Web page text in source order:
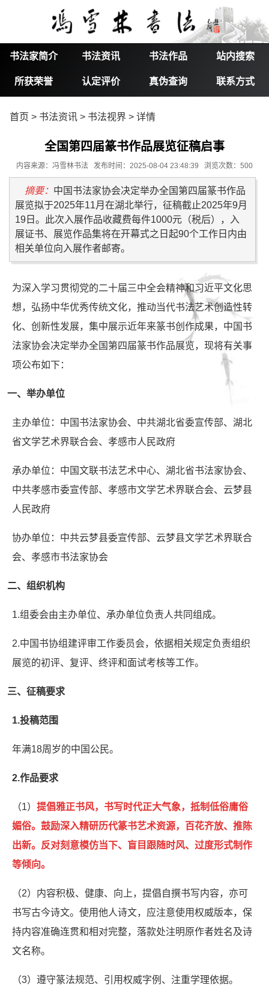
书法家简介 书法资讯 书法作品 站内搜索
所获荣誉 认定评价 真伪查询 联系方式
首页 > 书法资讯 > 书法视界 > 详情
全国第四届篆书作品展览征稿启事
内容来源：冯雪林书法 发布时间：2025-08-04 23:48:39 浏览次数：500
摘要： 中国书法家协会决定举办全国第四届篆书作品
展览拟于2025年11月在湖北举行，征稿截止2025年9月
19日。此次入展作品收藏费每件1000元（税后），入
展证书、展览作品集将在开幕式之日起90个工作日内由
相关单位向入展作者邮寄。
为深入学习贯彻党的二十届三中全会精神和习近平文化思
想，弘扬中华优秀传统文化，推动当代书法艺术创造性转
化、创新性发展，集中展示近年来篆书创作成果，中国书
法家协会决定举办全国第四届篆书作品展览，现将有关事
项公布如下：
一、举办单位
主办单位：中国书法家协会、中共湖北省委宣传部、湖北
省文学艺术界联合会、孝感市人民政府
承办单位：中国文联书法艺术中心、湖北省书法家协会、
中共孝感市委宣传部、孝感市文学艺术界联合会、云梦县
人民政府
协办单位：中共云梦县委宣传部、云梦县文学艺术界联合
会、孝感市书法家协会
二、组织机构
1.组委会由主办单位、承办单位负责人共同组成。
2.中国书协组建评审工作委员会，依据相关规定负责组织
展览的初评、复评、终评和面试考核等工作。
三、征稿要求
1.投稿范围
年满18周岁的中国公民。
2.作品要求
（1）提倡雅正书风，书写时代正大气象，抵制低俗庸俗
媚俗。鼓励深入精研历代篆书艺术资源，百花齐放、推陈
出新。反对刻意模仿当下、盲目跟随时风、过度形式制作
等倾向。
（2）内容积极、健康、向上，提倡自撰书写内容，亦可
书写古今诗文。使用他人诗文，应注意使用权威版本，保
持内容准确连贯和相对完整，落款处注明原作者姓名及诗
文名称。
（3）遵守篆法规范、引用权威字例、注重学理依据。